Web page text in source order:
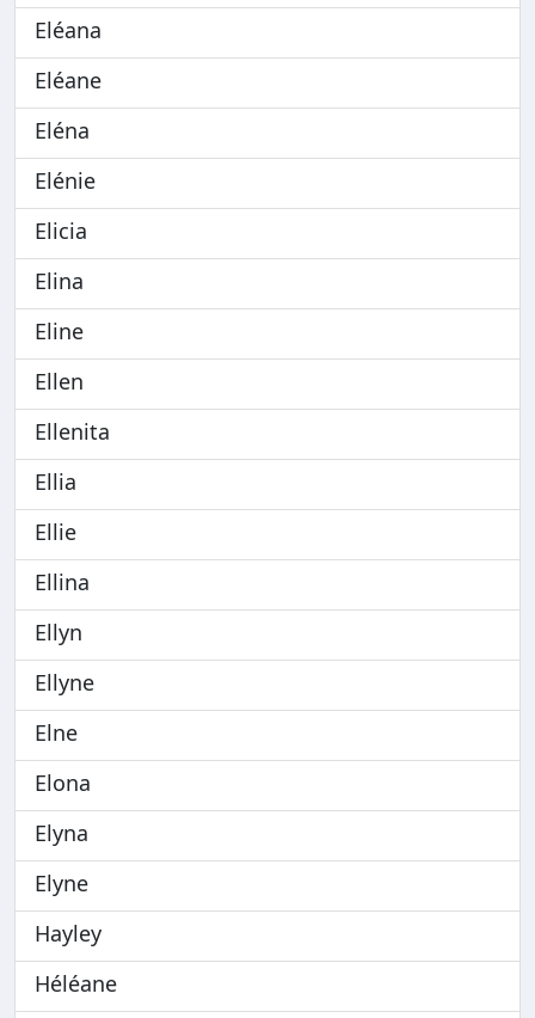
Eléana
Eléane
Eléna
Elénie
Elicia
Elina
Eline
Ellen
Ellenita
Ellia
Ellie
Ellina
Ellyn
Ellyne
Elne
Elona
Elyna
Elyne
Hayley
Héléane